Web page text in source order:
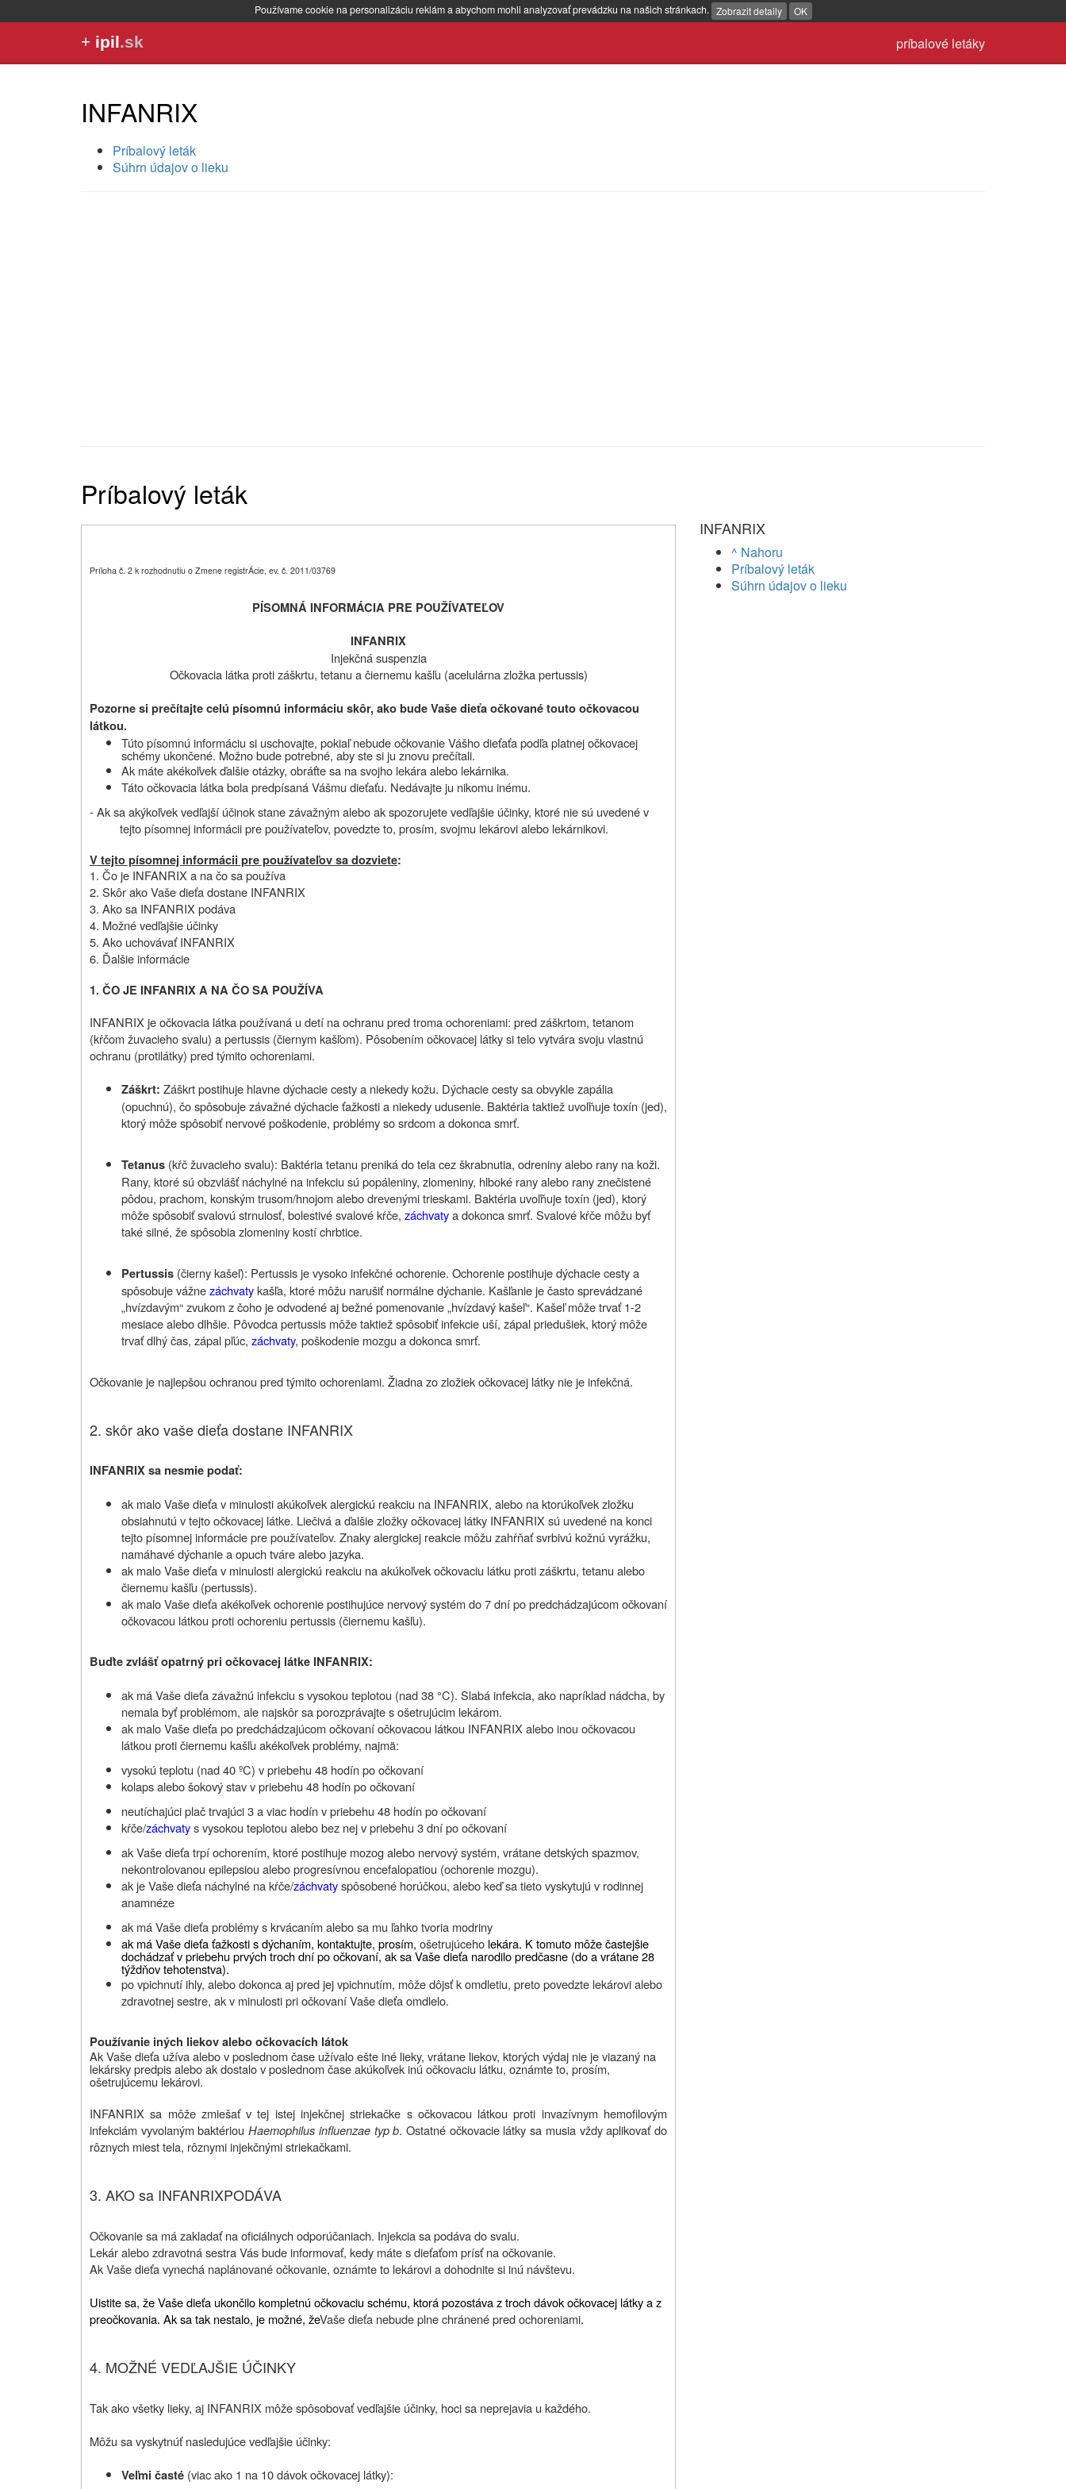
Používame cookie na personalizáciu reklám a abychom mohli analyzovať prevádzku na našich stránkach. Zobrazit detaily OK
príbalové letáky
+ ipil.sk
INFANRIX
Príbalový leták
Súhrn údajov o lieku
Príbalový leták
Príloha č. 2 k rozhodnutiu o Zmene registrÁcie, ev. č. 2011/03769
PÍSOMNÁ INFORMÁCIA PRE POUŽÍVATEĽOV
INFANRIX
Injekčná suspenzia
Očkovacia látka proti záškrtu, tetanu a čiernemu kašľu (acelulárna zložka pertussis)
Pozorne si prečítajte celú písomnú informáciu skôr, ako bude Vaše dieťa očkované touto očkovacou
látkou.
Túto písomnú informáciu si uschovajte, pokiaľ nebude očkovanie Vášho dieťaťa podľa platnej očkovacej
schémy ukončené. Možno bude potrebné, aby ste si ju znovu prečítali.
Ak máte akékoľvek ďalšie otázky, obráťte sa na svojho lekára alebo lekárnika.
Táto očkovacia látka bola predpísaná Vášmu dieťaťu. Nedávajte ju nikomu inému.
- Ak sa akýkoľvek vedľajší účinok stane závažným alebo ak spozorujete vedľajšie účinky, ktoré nie sú uvedené v
tejto písomnej informácii pre používateľov, povedzte to, prosím, svojmu lekárovi alebo lekárnikovi.
V tejto písomnej informácii pre používateľov sa dozviete:
1. Čo je INFANRIX a na čo sa používa
2. Skôr ako Vaše dieťa dostane INFANRIX
3. Ako sa INFANRIX podáva
4. Možné vedľajšie účinky
5. Ako uchovávať INFANRIX
6. Ďalšie informácie
1. ČO JE INFANRIX A NA ČO SA POUŽÍVA
INFANRIX je očkovacia látka používaná u detí na ochranu pred troma ochoreniami: pred záškrtom, tetanom
(kŕčom žuvacieho svalu) a pertussis (čiernym kašľom). Pôsobením očkovacej látky si telo vytvára svoju vlastnú
ochranu (protilátky) pred týmito ochoreniami.
Záškrt: Záškrt postihuje hlavne dýchacie cesty a niekedy kožu. Dýchacie cesty sa obvykle zapália
(opuchnú), čo spôsobuje závažné dýchacie ťažkosti a niekedy udusenie. Baktéria taktiež uvoľňuje toxín (jed),
ktorý môže spôsobiť nervové poškodenie, problémy so srdcom a dokonca smrť.
Tetanus (kŕč žuvacieho svalu): Baktéria tetanu preniká do tela cez škrabnutia, odreniny alebo rany na koži.
Rany, ktoré sú obzvlášť náchylné na infekciu sú popáleniny, zlomeniny, hlboké rany alebo rany znečistené
pôdou, prachom, konským trusom/hnojom alebo drevenými trieskami. Baktéria uvoľňuje toxín (jed), ktorý
môže spôsobiť svalovú strnulosť, bolestivé svalové kŕče, záchvatya dokonca smrť. Svalové kŕče môžu byť
také silné, že spôsobia zlomeniny kostí chrbtice.
Pertussis (čierny kašeľ): Pertussis je vysoko infekčné ochorenie. Ochorenie postihuje dýchacie cesty a
spôsobuje vážnezáchvatykašľa, ktoré môžu narušiť normálne dýchanie. Kašľanie je často sprevádzané
„hvízdavým“ zvukom z čoho je odvodené aj bežné pomenovanie „hvízdavý kašeľ“. Kašeľ môže trvať 1-2
mesiace alebo dlhšie. Pôvodca pertussis môže taktiež spôsobiť infekcie uší, zápal priedušiek, ktorý môže
trvať dlhý čas, zápal pľúc, záchvaty, poškodenie mozgu a dokonca smrť.
Očkovanie je najlepšou ochranou pred týmito ochoreniami. Žiadna zo zložiek očkovacej látky nie je infekčná.
2. skôr ako vaše dieťa dostane INFANRIX
INFANRIX sa nesmie podať:
ak malo Vaše dieťa v minulosti akúkoľvek alergickú reakciu na INFANRIX, alebo na ktorúkoľvek zložku
obsiahnutú v tejto očkovacej látke. Liečivá a ďalšie zložky očkovacej látky INFANRIX sú uvedené na konci
tejto písomnej informácie pre používateľov. Znaky alergickej reakcie môžu zahŕňať svrbivú kožnú vyrážku,
namáhavé dýchanie a opuch tváre alebo jazyka.
ak malo Vaše dieťa v minulosti alergickú reakciu na akúkoľvek očkovaciu látku proti záškrtu, tetanu alebo
čiernemu kašľu (pertussis).
ak malo Vaše dieťa akékoľvek ochorenie postihujúce nervový systém do 7 dní po predchádzajúcom očkovaní
očkovacou látkou proti ochoreniu pertussis (čiernemu kašľu).
Buďte zvlášť opatrný pri očkovacej látke INFANRIX:
ak má Vaše dieťa závažnú infekciu s vysokou teplotou (nad 38 °C). Slabá infekcia, ako napríklad nádcha, by
nemala byť problémom, ale najskôr sa porozprávajte s ošetrujúcim lekárom.
ak malo Vaše dieťa po predchádzajúcom očkovaní očkovacou látkou INFANRIX alebo inou očkovacou
látkou proti čiernemu kašľu akékoľvek problémy, najmä:
vysokú teplotu (nad 40 ºC) v priebehu 48 hodín po očkovaní
kolaps alebo šokový stav v priebehu 48 hodín po očkovaní
neutíchajúci plač trvajúci 3 a viac hodín v priebehu 48 hodín po očkovaní
kŕče/záchvatys vysokou teplotou alebo bez nej v priebehu 3 dní po očkovaní
ak Vaše dieťa trpí ochorením, ktoré postihuje mozog alebo nervový systém, vrátane detských spazmov,
nekontrolovanou epilepsiou alebo progresívnou encefalopatiou (ochorenie mozgu).
ak je Vaše dieťa náchylné na kŕče/záchvatyspôsobené horúčkou, alebo keď sa tieto vyskytujú v rodinnej
anamnéze
ak má Vaše dieťa problémy s krvácaním alebo sa mu ľahko tvoria modriny
ak má Vaše dieťa ťažkosti s dýchaním, kontaktujte, prosím, ošetrujúceho lekára. K tomuto môže častejšie
dochádzať v priebehu prvých troch dní po očkovaní, ak sa Vaše dieťa narodilo predčasne (do a vrátane 28
týždňov tehotenstva).
po vpichnutí ihly, alebo dokonca aj pred jej vpichnutím, môže dôjsť k omdletiu, preto povedzte lekárovi alebo
zdravotnej sestre, ak v minulosti pri očkovaní Vaše dieťa omdlelo.
Používanie iných liekov alebo očkovacích látok
Ak Vaše dieťa užíva alebo v poslednom čase užívalo ešte iné lieky, vrátane liekov, ktorých výdaj nie je viazaný na
lekársky predpis alebo ak dostalo v poslednom čase akúkoľvek inú očkovaciu látku, oznámte to, prosím,
ošetrujúcemu lekárovi.
INFANRIX sa môže zmiešať v tej istej injekčnej striekačke s očkovacou látkou proti invazívnym hemofilovým
infekciám vyvolaným baktériou Haemophilus influenzae typ b. Ostatné očkovacie látky sa musia vždy aplikovať do
rôznych miest tela, rôznymi injekčnými striekačkami.
3. AKO sa INFANRIXPODÁVA
Očkovanie sa má zakladať na oficiálnych odporúčaniach. Injekcia sa podáva do svalu.
Lekár alebo zdravotná sestra Vás bude informovať, kedy máte s dieťaťom prísť na očkovanie.
Ak Vaše dieťa vynechá naplánované očkovanie, oznámte to lekárovi a dohodnite si inú návštevu.
Uistite sa, že Vaše dieťa ukončilo kompletnú očkovaciu schému, ktorá pozostáva z troch dávok očkovacej látky a z
preočkovania. Ak sa tak nestalo, je možné, žeVaše dieťa nebude plne chránené pred ochoreniami.
4. MOŽNÉ VEDĽAJŠIE ÚČINKY
Tak ako všetky lieky, aj INFANRIX môžespôsobovať vedľajšie účinky, hoci sa neprejavia u každého.
Môžu sa vyskytnúť nasledujúce vedľajšie účinky:
Veľmi časté (viac ako 1 na 10 dávok očkovacej látky):
INFANRIX
^ Nahoru
Príbalový leták
Súhrn údajov o lieku